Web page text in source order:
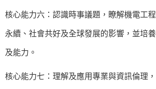
核心能力六：認識時事議題，瞭解機電工
永續、社會共好及全球發展的影響，並培
及能力。
核心能力七：理解及應用專業與資訊倫理